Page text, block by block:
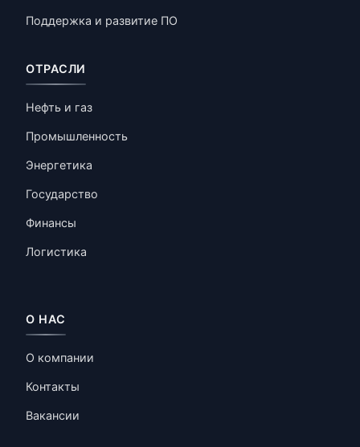
Поддержка и развитие ПО
ОТРАСЛИ
Нефть и газ
Промышленность
Энергетика
Государство
Финансы
Логистика
О НАС
О компании
Контакты
Вакансии